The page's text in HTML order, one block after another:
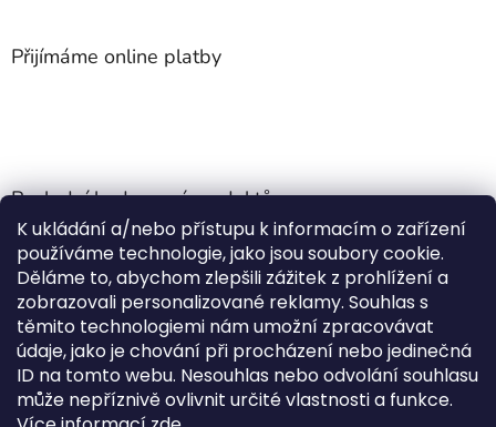
K ukládání a/nebo přístupu k informacím o zařízení
používáme technologie, jako jsou soubory cookie.
Děláme to, abychom zlepšili zážitek z prohlížení a
zobrazovali personalizované reklamy. Souhlas s
těmito technologiemi nám umožní zpracovávat
údaje, jako je chování při procházení nebo jedinečná
ID na tomto webu. Nesouhlas nebo odvolání souhlasu
může nepříznivě ovlivnit určité vlastnosti a funkce.
Přijímáme online platby
Poslední hodnocení produktů
Jehla do nádrže k nezávislému topení
Hodnocení produktu je 5 z 5 hvězdiček.
| Martin Nevrlý
ano
Kempingové skládací křeslo Front Runner Expander Chair
Hodnocení produktu je 5 z 5 hvězdiček.
|